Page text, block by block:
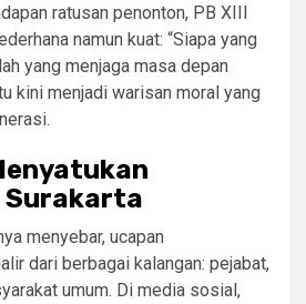
ratusan penonton, PB XIII
namun kuat: “Siapa yang
yang menjaga masa depan
kini menjadi warisan moral yang
Surakarta
menyebar, ucapan
dari berbagai kalangan: pejabat,
umum. Di media sosial,